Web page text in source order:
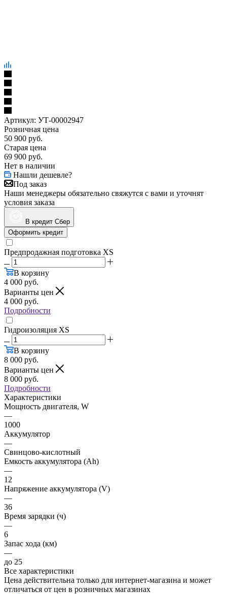
Артикул: УТ-00002947
Розничная цена
50 900 руб.
Старая цена
69 900 руб.
Нет в наличии
Нашли дешевле?
Под заказ
Наши менеджеры обязательно свяжутся с вами и уточнят
условия заказа
В кредит Сбер
Оформить кредит
Предпродажная подготовка XS
В корзину
4 000 руб.
Варианты цен
4 000 руб.
Подробности
Гидроизоляция XS
В корзину
8 000 руб.
Варианты цен
8 000 руб.
Подробности
Характеристики
Мощность двигателя, W
—
1000
Аккумулятор
—
Свинцово-кислотный
Емкость аккумулятора (Ah)
—
12
Напряжение аккумулятора (V)
—
36
Время зарядки (ч)
—
6
Запас хода (км)
—
до 25
Все характеристики
Цена действительна только для интернет-магазина и может
отличаться от цен в розничных магазинах